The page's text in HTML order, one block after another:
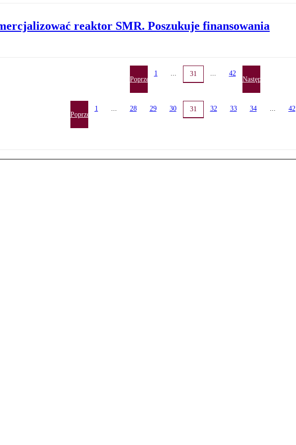
reaktor SMR. Poszukuje finansowania
Poprzednia
1 ... 31 ... 42
Następna
Poprzednia
1 ... 28 29 30 31 32 33 34 ... 42